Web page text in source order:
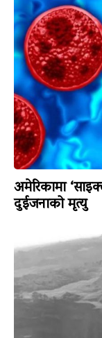
अमेरिकामा
दुईजनाको मृत्यु